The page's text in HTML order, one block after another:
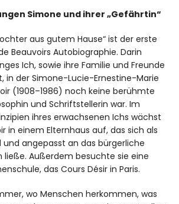
Simone und ihrer „Gefährtin“
aus gutem Hause“ ist der erste
Beauvoirs Autobiographie. Darin
Ich, sowie ihre Familie und Freunde
in der Simone-Lucie-Ernestine-Marie
(1908–1986) noch keine berühmte
und Schriftstellerin war. Im
ihres erwachsenen Ichs wächst
in einem Elternhaus auf, das sich als
angepasst an das bürgerliche
ließe. Außerdem besuchte sie eine
das Cours Désir in Paris.
wo Menschen herkommen, was